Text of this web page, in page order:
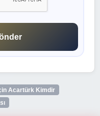
Acartürk Kimdir